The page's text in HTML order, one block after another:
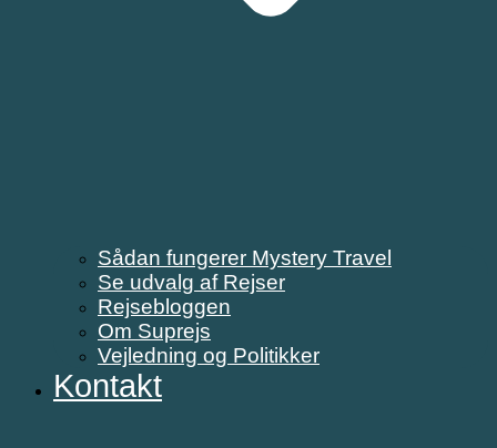
Sådan fungerer Mystery Travel
Se udvalg af Rejser
Rejsebloggen
Om Suprejs
Vejledning og Politikker
Kontakt